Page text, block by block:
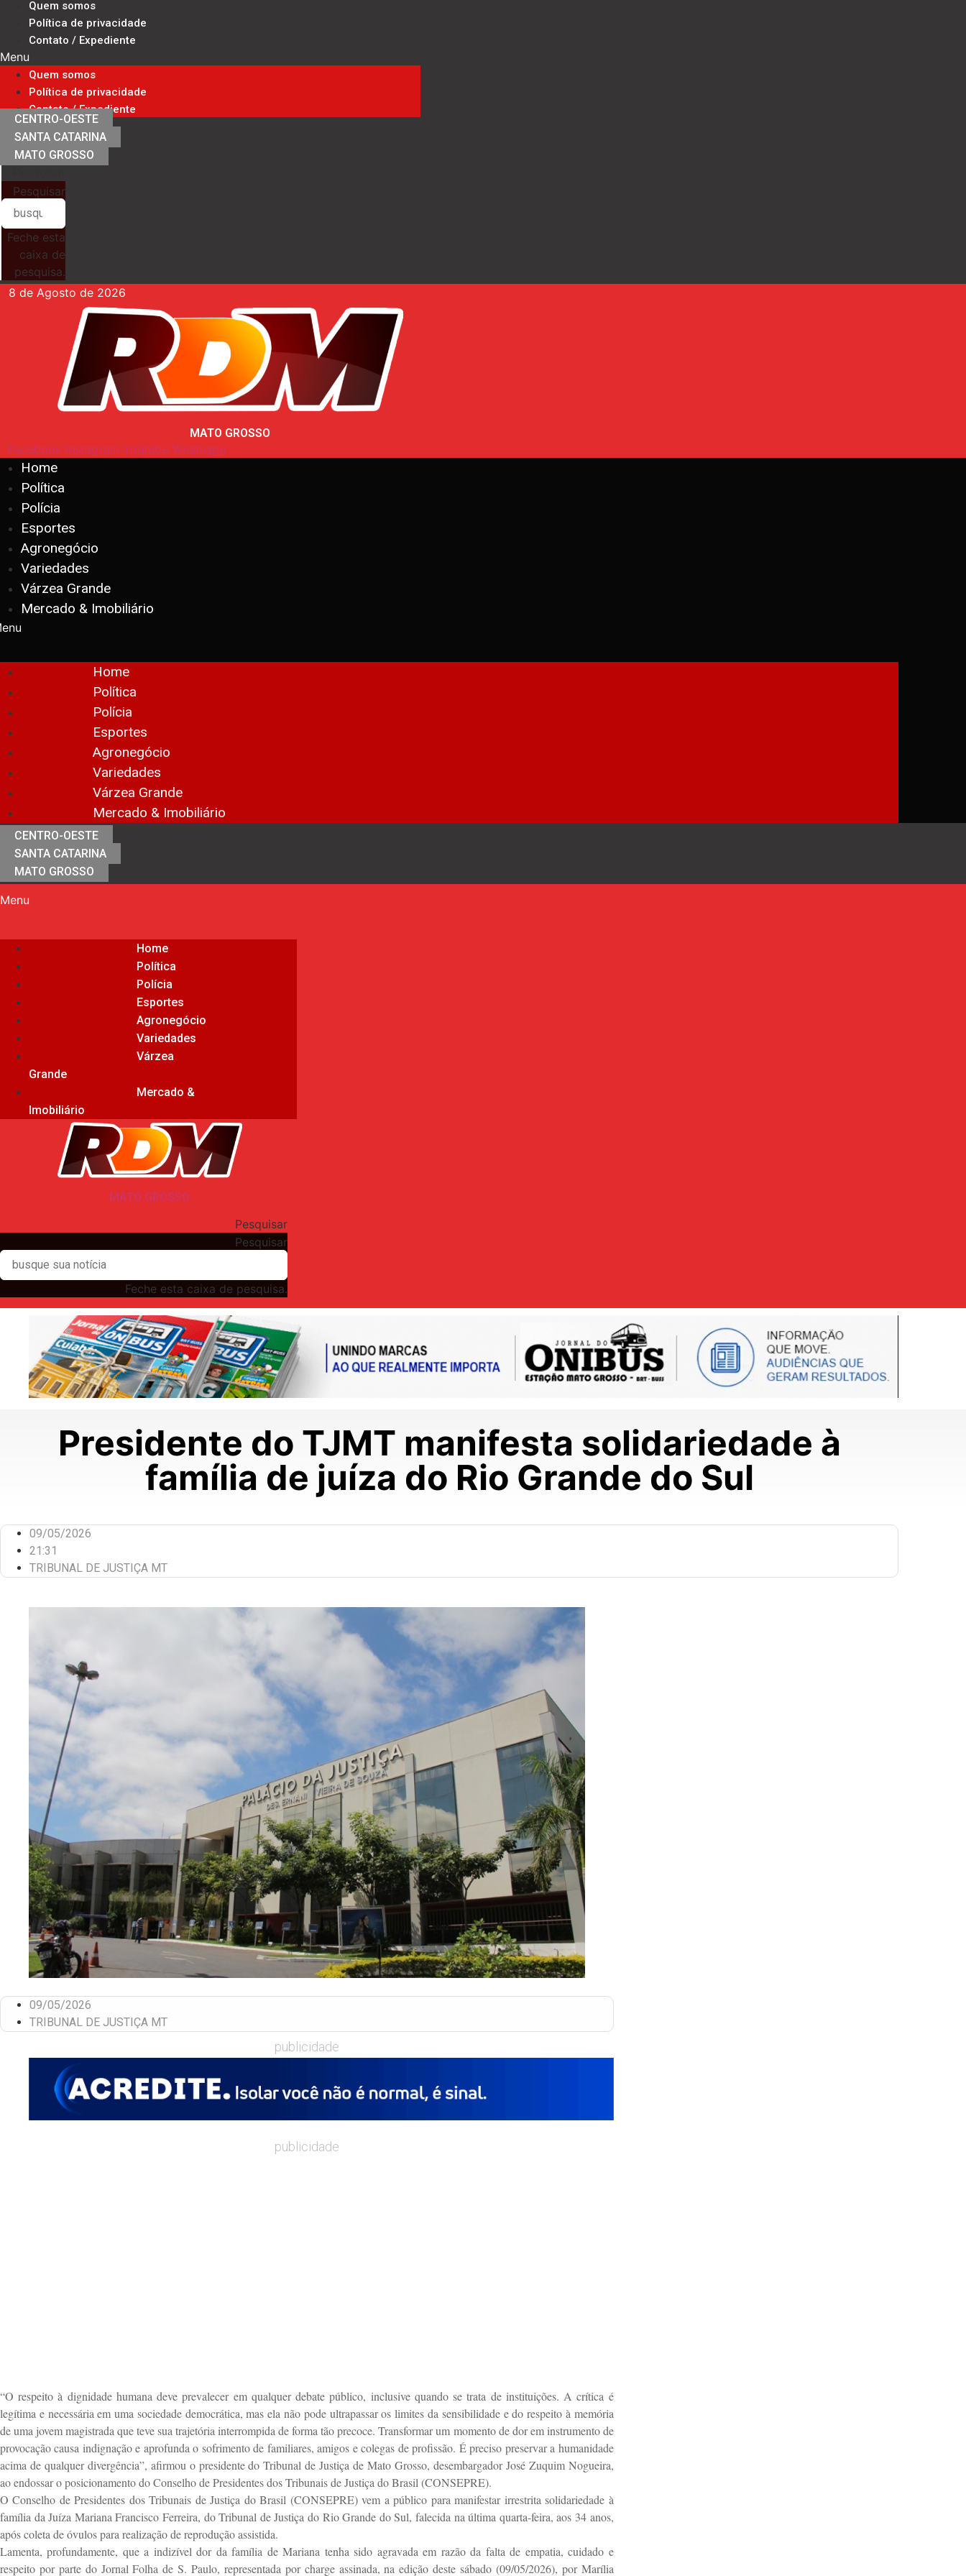
conteúdo
Quem somos
Política de privacidade
Contato / Expediente
Menu
Quem somos
Política de privacidade
Contato / Expediente
CENTRO-OESTE
SANTA CATARINA
MATO GROSSO
Pesquisar
Feche esta
caixa de
pesquisa.
8 de Agosto de 2026
MATO GROSSO
Facebook Instagram Youtube Whatsapp
Home
Política
Polícia
Esportes
Agronegócio
Variedades
Várzea Grande
Mercado & Imobiliário
Home
Política
Polícia
Esportes
Agronegócio
Variedades
Várzea Grande
Mercado & Imobiliário
CENTRO-OESTE
SANTA CATARINA
MATO GROSSO
Menu
Home
Política
Polícia
Esportes
Agronegócio
Variedades
Várzea
Grande
Mercado &
Imobiliário
MATO GROSSO
Pesquisar
Pesquisar
Feche esta caixa de pesquisa.
Presidente do TJMT manifesta solidariedade à
família de juíza do Rio Grande do Sul
09/05/2026
21:31
TRIBUNAL DE JUSTIÇA MT
09/05/2026
TRIBUNAL DE JUSTIÇA MT
publicidade
publicidade
“O respeito à dignidade humana deve prevalecer em qualquer debate público, inclusive quando se trata de instituições. A crítica é
legítima e necessária em uma sociedade democrática, mas ela não pode ultrapassar os limites da sensibilidade e do respeito à memória
de uma jovem magistrada que teve sua trajetória interrompida de forma tão precoce. Transformar um momento de dor em instrumento de
provocação causa indignação e aprofunda o sofrimento de familiares, amigos e colegas de profissão. É preciso preservar a humanidade
acima de qualquer divergência”, afirmou o presidente do Tribunal de Justiça de Mato Grosso, desembargador José Zuquim Nogueira,
ao endossar o posicionamento do Conselho de Presidentes dos Tribunais de Justiça do Brasil (CONSEPRE).
O Conselho de Presidentes dos Tribunais de Justiça do Brasil (CONSEPRE) vem a público para manifestar irrestrita solidariedade à
família da Juíza Mariana Francisco Ferreira, do Tribunal de Justiça do Rio Grande do Sul, falecida na última quarta-feira, aos 34 anos,
após coleta de óvulos para realização de reprodução assistida.
Lamenta, profundamente, que a indizível dor da família de Mariana tenha sido agravada em razão da falta de empatia, cuidado e
respeito por parte do Jornal Folha de S. Paulo, representada por charge assinada, na edição deste sábado (09/05/2026), por Marília